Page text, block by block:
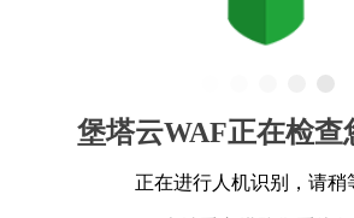
堡塔云WAF正在检查
正在进行人机识别，请稍